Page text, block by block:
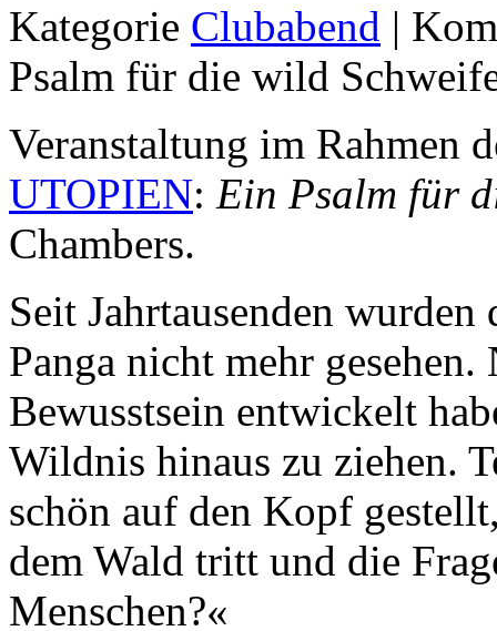
Kategorie Clubabend |
Psalm für die wild
Veranstaltung im Rahmen
UTOPIEN: Ein Psalm für
Chambers.
Seit Jahrtausenden
Panga nicht mehr gesehen.
Bewusstsein entwickelt
Wildnis hinaus zu ziehen.
schön auf den Kopf
dem Wald tritt und die
Menschen?«